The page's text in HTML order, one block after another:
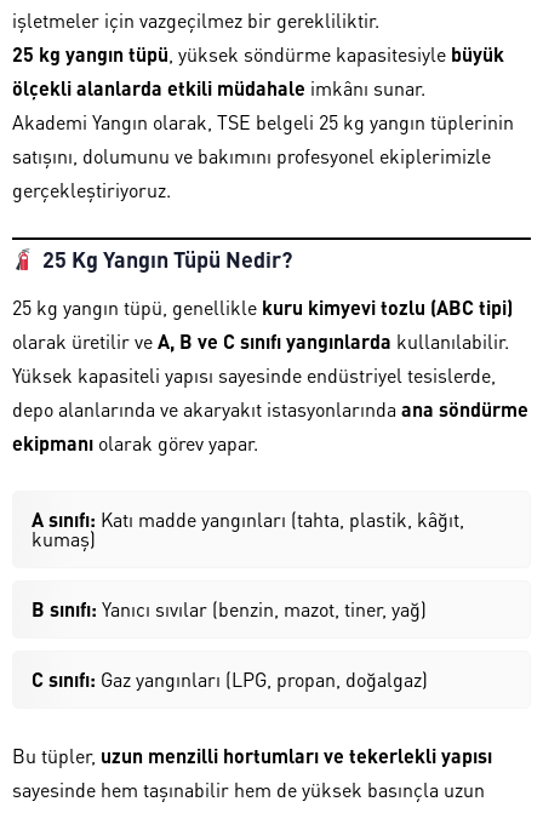
işletmeler için vazgeçilmez bir gerekliliktir.
25 kg yangın tüpü , yüksek söndürme kapasitesiyle büyük
ölçekli alanlarda etkili müdahale imkânı sunar.
Akademi Yangın olarak, TSE belgeli 25 kg yangın tüplerinin
satışını, dolumunu ve bakımını profesyonel ekiplerimizle
gerçekleştiriyoruz.
25 Kg Yangın Tüpü Nedir?
25 kg yangın tüpü, genellikle kuru kimyevi tozlu (ABC tipi)
olarak üretilir veA, B ve C sınıfı yangınlarda kullanılabilir.
Yüksek kapasiteli yapısı sayesinde endüstriyel tesislerde,
depo alanlarında ve akaryakıt istasyonlarında ana söndürme
ekipmanı olarak görev yapar.
A sınıfı: Katı madde yangınları (tahta, plastik, kâğıt,
kumaş)
B sınıfı: Yanıcı sıvılar (benzin, mazot, tiner, yağ)
C sınıfı: Gaz yangınları (LPG, propan, doğalgaz)
Bu tüpler, uzun menzilli hortumları ve tekerlekli yapısı
sayesinde hem taşınabilir hem de yüksek basınçla uzun